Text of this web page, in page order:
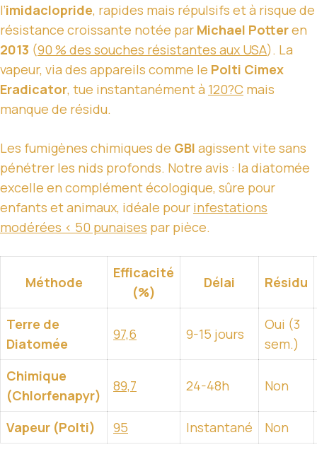
l’imidaclopride, rapides mais répulsifs et à risque de
résistance croissante notée par Michael Potteren
2013 (90 % des souches résistantes aux USA). La
vapeur, via des appareils comme le Polti Cimex
Eradicator, tue instantanément à 120?C mais
manque de résidu.
Les fumigènes chimiques de GBI agissent vite sans
pénétrer les nids profonds. Notre avis : la diatomée
excelle en complément écologique, sûre pour
enfants et animaux, idéale pour infestations
modérées < 50 punaises par pièce.
Méthode
Efficacité
(%)
Délai Résidu
Terre de
Diatomée
97,6 9-15 jours
Oui (3
sem.)
Chimique
(Chlorfenapyr)
89,7 24-48h Non
Vapeur (Polti) 95 Instantané Non